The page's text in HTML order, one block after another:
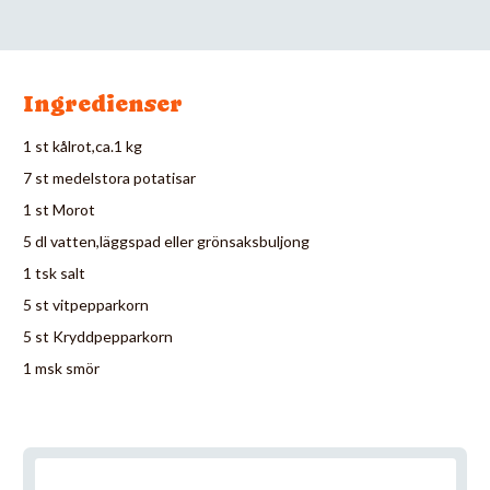
Ingredienser
1 st kålrot,ca.1 kg
7 st medelstora potatisar
1 st Morot
5 dl vatten,läggspad eller grönsaksbuljong
1 tsk salt
5 st vitpepparkorn
5 st Kryddpepparkorn
1 msk smör